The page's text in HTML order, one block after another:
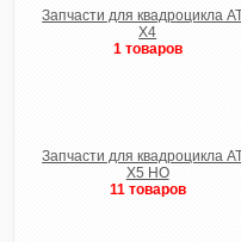
Запчасти для квадроцикла
X4
1 товаров
Запчасти для квадроцикла
X5 HO
11 товаров